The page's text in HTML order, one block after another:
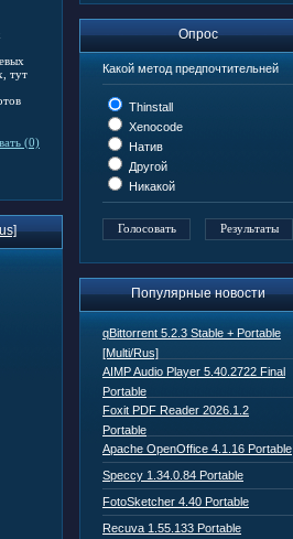
Опрос
Какой метод предпочтительней
Thinstall
Xenocode
Натив
Другой
Никакой
Популярные новости
qBittorrent 5.2.3 Stable + Portable
[Multi/Rus]
AIMP Audio Player 5.40.2722 Final
Portable
Foxit PDF Reader 2026.1.2
Portable
Apache OpenOffice 4.1.16 Portable
Speccy 1.34.0.84 Portable
FotoSketcher 4.40 Portable
Recuva 1.55.133 Portable
тут
(0)